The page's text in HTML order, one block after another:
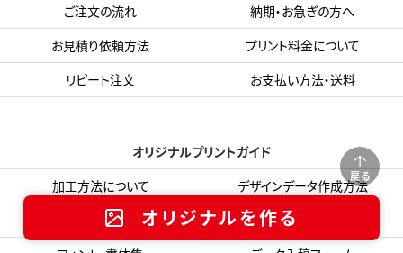
戻る
オリジナルを作る
ご注文の流れ
納期・お急ぎの方へ
お見積り依頼方法
プリント料金について
リピート注文
お支払い方法・送料
オリジナルプリントガイド
加工方法について
デザインデータ作成方法
プリント色サンプル
入稿用テンプレート